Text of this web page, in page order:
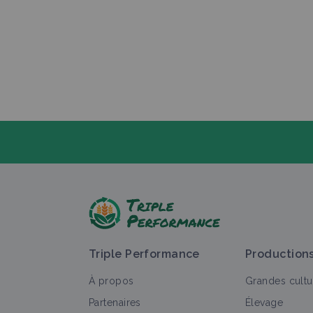
Triple Performance
À propos
Partenaires
Grandes
Élevage